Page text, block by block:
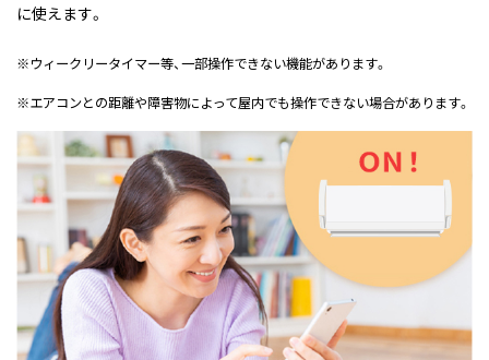
に使えます。
※ウィークリータイマー等、一部操作できない機能があります。
※エアコンとの距離や障害物によって屋内でも操作できない場合があります。